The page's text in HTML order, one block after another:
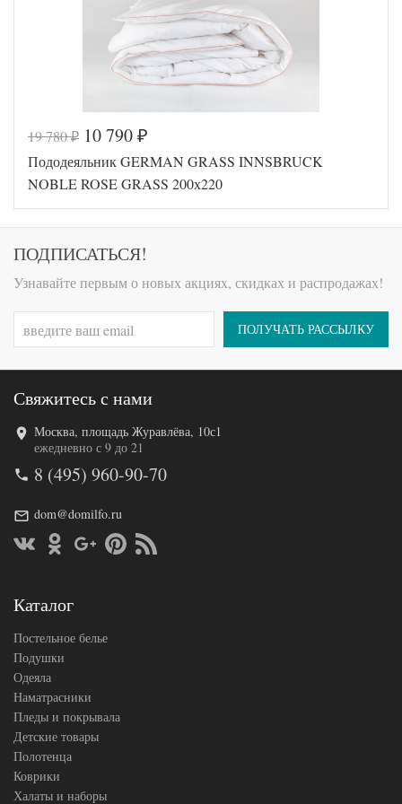
Код товара
561-731
Артикул
GG-82200
220
Ткань
Сатин
Размер
пододеяльника
Производитель
German
Grass
Код товара
561-740
Артикул
220
Размер
200х220
German
19 780₽ 10 790 ₽
Пододеяльник GERMAN GRASS INNSBRUCK
NOBLE ROSE GRASS 200х220
ПОДПИСАТЬСЯ!
Узнавайте первым о новых акциях, скидках и распродажах!
ПОЛУЧАТЬ РАССЫЛКУ
Свяжитесь с нами
Москва, площадь Журавлёва, 10с1
ежедневно с 9 до 21
8 (495) 960-90-70
dom@domilfo.ru
Каталог
Постельное белье
Подушки
Одеяла
Наматрасники
Пледы и покрывала
Детские товары
Полотенца
Коврики
Халаты и наборы